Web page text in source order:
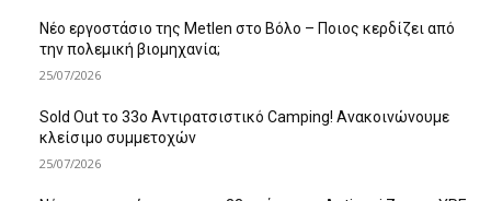
Νέο εργοστάσιο της Metlen στο Βόλο – Ποιος κερδίζει από
την πολεμική βιομηχανία;
25/07/2026
Sold Out το 33ο Αντιρατσιστικό Camping! Ανακοινώνουμε
κλείσιμο συμμετοχών
25/07/2026